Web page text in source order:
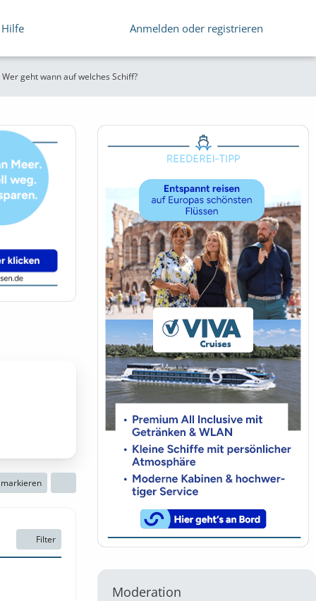
Hilfe Anmelden oder registrieren
geht wann auf welches Schiff?
Filter
Moderation